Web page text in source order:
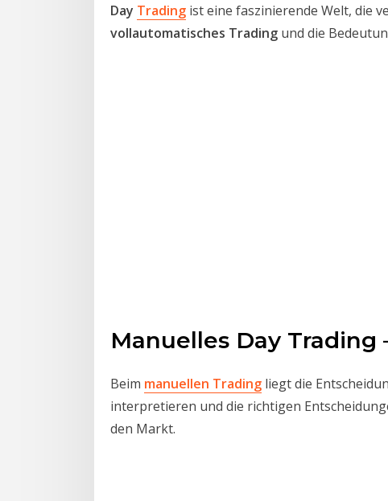
Day Trading ist eine faszinierende Welt, die
vollautomatisches Trading und die
Manuelles Day
Beim manuellen Trading liegt die
interpretieren und die richtigen
den Markt.